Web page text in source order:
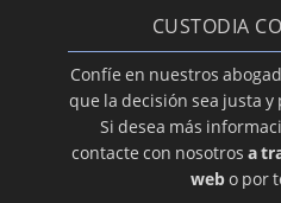
LA ACCIÓN DE
La infidelidad en el
Diferencias entre
La reconciliación de
La reconciliación de
CUSTODIA
Confíe en nuestros
que la decisión sea justa
Si desea más
contacte con nosotrosa
webo por